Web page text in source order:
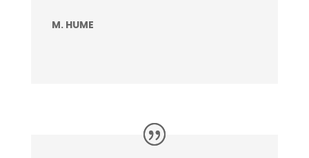
M. HUME